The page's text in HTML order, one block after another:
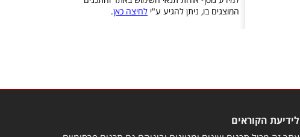
המוצגים בו, ניתן להגיע ע"י לחיצה כאן.
לידיעת הקוראים